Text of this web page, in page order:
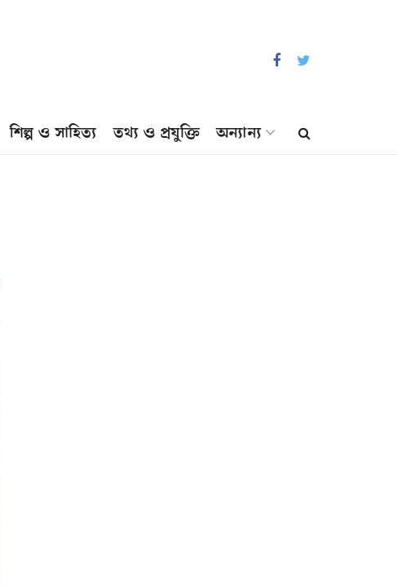
শিল্প ও সাহিত্য তথ্য ও প্রযুক্তি অন্যান্য